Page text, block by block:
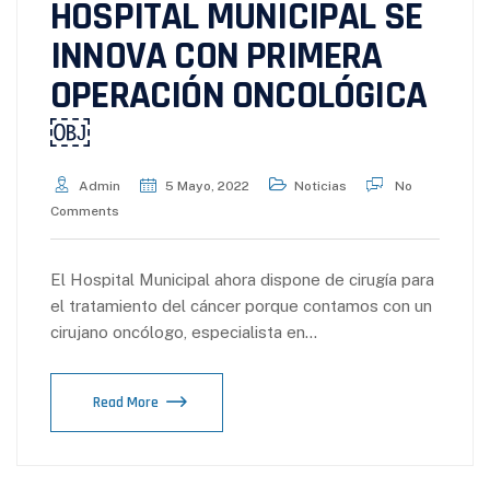
HOSPITAL MUNICIPAL SE
INNOVA CON PRIMERA
OPERACIÓN ONCOLÓGICA
￼
Admin 5 Mayo, 2022 Noticias
No
Comments
El Hospital Municipal ahora dispone de cirugía para
el tratamiento del cáncer porque contamos con un
cirujano oncólogo, especialista en…
Read More